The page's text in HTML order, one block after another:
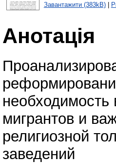
Завантажити (383kB)|
Анотація
мигрантов и
религиозной
заведений